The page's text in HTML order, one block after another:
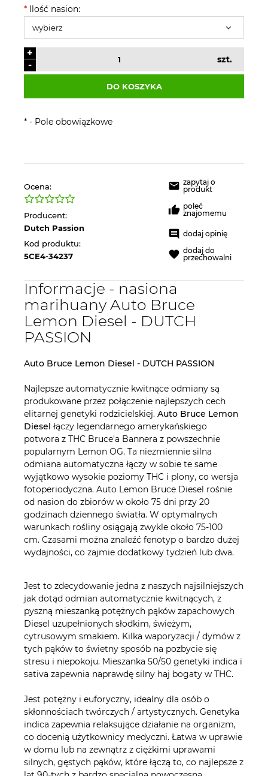
* Ilość nasion:
-
+
szt.
DO KOSZYKA
* - Pole obowiązkowe
Ocena:
Producent:
Dutch Passion
Kod produktu:
5CE4-34237
zapytaj o
produkt
poleć
znajomemu
dodaj opinię
dodaj do
przechowalni
Informacje - nasiona
marihuany Auto Bruce
Lemon Diesel - DUTCH
PASSION
Auto Bruce Lemon Diesel - DUTCH PASSION
Najlepsze automatycznie kwitnące odmiany są
produkowane przez połączenie najlepszych cech
elitarnej genetyki rodzicielskiej. Auto Bruce Lemon
Diesel łączy legendarnego amerykańskiego
potwora z THC Bruce'a Bannera z powszechnie
popularnym Lemon OG. Ta niezmiennie silna
odmiana automatyczna łączy w sobie te same
wyjątkowo wysokie poziomy THC i plony, co wersja
fotoperiodyczna. Auto Lemon Bruce Diesel rośnie
od nasion do zbiorów w około 75 dni przy 20
godzinach dziennego światła. W optymalnych
warunkach rośliny osiągają zwykle około 75-100
cm. Czasami można znaleźć fenotyp o bardzo dużej
wydajności, co zajmie dodatkowy tydzień lub dwa.
Jest to zdecydowanie jedna z naszych najsilniejszych
jak dotąd odmian automatycznie kwitnących, z
pyszną mieszanką potężnych pąków zapachowych
Diesel uzupełnionych słodkim, świeżym,
cytrusowym smakiem. Kilka waporyzacji / dymów z
tych pąków to świetny sposób na pozbycie się
stresu i niepokoju. Mieszanka 50/50 genetyki indica i
sativa zapewnia naprawdę silny haj bogaty w THC.
Jest potężny i euforyczny, idealny dla osób o
skłonnościach twórczych / artystycznych. Genetyka
indica zapewnia relaksujące działanie na organizm,
co docenią użytkownicy medyczni. Łatwa w uprawie
w domu lub na zewnątrz z ciężkimi uprawami
silnych, gęstych pąków, które łączą to, co najlepsze z